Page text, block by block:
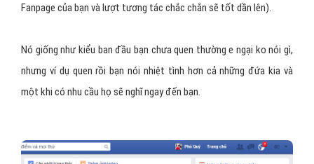
Fanpage của bạn và lượt tương tác chắc chắn sẽ tốt dần lên).
Nó giống như kiểu ban đầu bạn chưa quen thường e ngại ko nói gì,
nhưng ví dụ quen rồi bạn nói nhiệt tình hơn cả những đứa kia và
một khi có nhu cầu họ sẽ nghĩ ngay đến bạn.